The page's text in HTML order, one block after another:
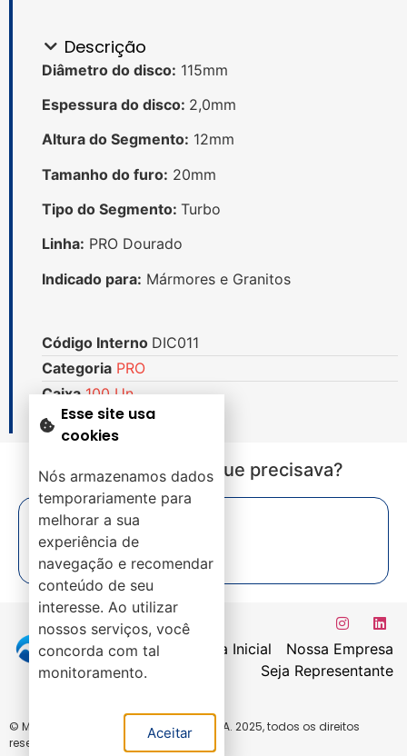
Descrição
Diâmetro do disco: 115mm
Espessura do disco: 2,0mm
Altura do Segmento: 12mm
Tamanho do furo: 20mm
Tipo do Segmento: Turbo
Linha: PRO Dourado
Indicado para: Mármores e Granitos
Código Interno DIC011
Categoria PRO
Caixa 100 Un.
Não encontrou o que precisava?
Página Inicial
Nossa Empresa
Seja Representante
© Mirac Comércio de Ferramentas LTDA. 2025, todos os direitos
reservados
Esse site usa
cookies
Nós armazenamos dados
temporariamente para
melhorar a sua
experiência de
navegação e recomendar
conteúdo de seu
interesse. Ao utilizar
nossos serviços, você
concorda com tal
monitoramento.
Aceitar